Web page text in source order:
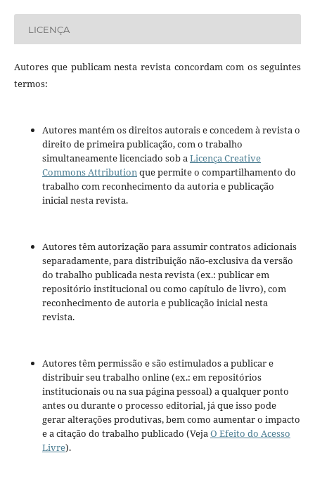
LICENÇA
Autores que publicam nesta revista concordam com os seguintes
termos:
Autores mantém os direitos autorais e concedem à revista o
direito de primeira publicação, com o trabalho
simultaneamente licenciado sob aLicença Creative
Commons Attributionque permite o compartilhamento do
trabalho com reconhecimento da autoria e publicação
inicial nesta revista.
Autores têm autorização para assumir contratos adicionais
separadamente, para distribuição não-exclusiva da versão
do trabalho publicada nesta revista (ex.: publicar em
repositório institucional ou como capítulo de livro), com
reconhecimento de autoria e publicação inicial nesta
revista.
Autores têm permissão e são estimulados a publicar e
distribuir seu trabalho online (ex.: em repositórios
institucionais ou na sua página pessoal) a qualquer ponto
antes ou durante o processo editorial, já que isso pode
gerar alterações produtivas, bem como aumentar o impacto
e a citação do trabalho publicado (VejaO Efeito do Acesso
Livre).